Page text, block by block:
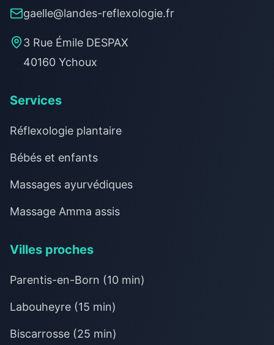
gaelle@landes-reflexologie.fr
3 Rue Émile DESPAX
40160 Ychoux
Services
Réflexologie plantaire
Bébés et enfants
Massages ayurvédiques
Massage Amma assis
Villes proches
Parentis-en-Born (10 min)
Labouheyre (15 min)
Biscarrosse (25 min)